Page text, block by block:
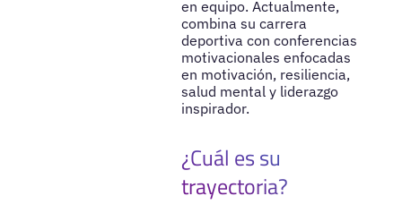
en equipo. Actualmente,
combina su carrera
deportiva con conferencias
motivacionales enfocadas
en motivación, resiliencia,
salud mental y liderazgo
inspirador.
¿Cuál es su
trayectoria?